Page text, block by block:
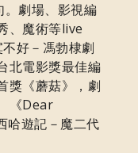
。劇場、影視編
、魔術等live
好－馮勃棣劇
北電影獎最佳編
獎《蘑菇》，劇
《Dear
哈遊記－魔二代